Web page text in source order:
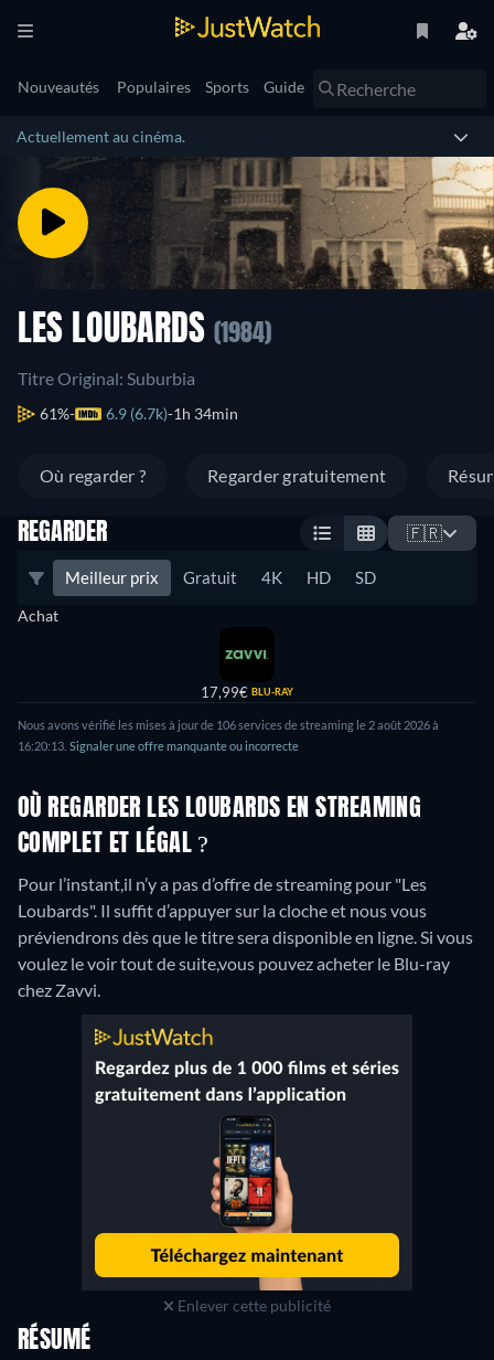
Nouveautés Populaires Sports Guide
Actuellement au cinéma.
LES LOUBARDS (1984)
Titre Original: Suburbia
61% 6.9 (6.7k) 1h 34min
Où regarder ? Regarder gratuitement
REGARDER 🇫🇷
Meilleur prix Gratuit 4K HD SD
Achat
17,99€ BLU-RAY
Nous avons vérifié les mises à jour de 106 services de streaming le 2 août 2026 à
16:20:13. Signaler une offre manquante ou incorrecte
OÙ REGARDER LES LOUBARDS EN STREAMING
COMPLET ET LÉGAL ?
Pour l’instant,il n’y a pas d’offre de streaming pour "Les
Loubards". Il suffit d’appuyer sur la cloche et nous vous
préviendrons dès que le titre sera disponible en ligne. Si vous
voulez le voir tout de suite,vous pouvez acheter le Blu-ray
chez Zavvi.
Enlever cette publicité
RÉSUMÉ